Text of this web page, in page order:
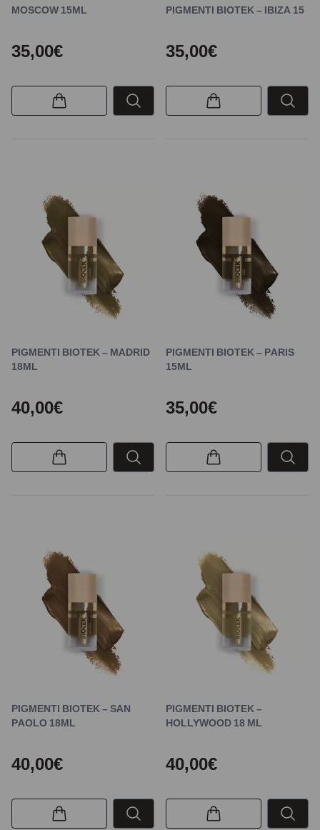
MOSCOW 15ML
35,00€
PIGMENTI BIOTEK – IBIZA 15
35,00€
PIGMENTI BIOTEK – MADRID
18ML
40,00€
PIGMENTI BIOTEK – PARIS
15ML
35,00€
PIGMENTI BIOTEK – SAN
PAOLO 18ML
40,00€
PIGMENTI BIOTEK –
HOLLYWOOD 18 ML
40,00€